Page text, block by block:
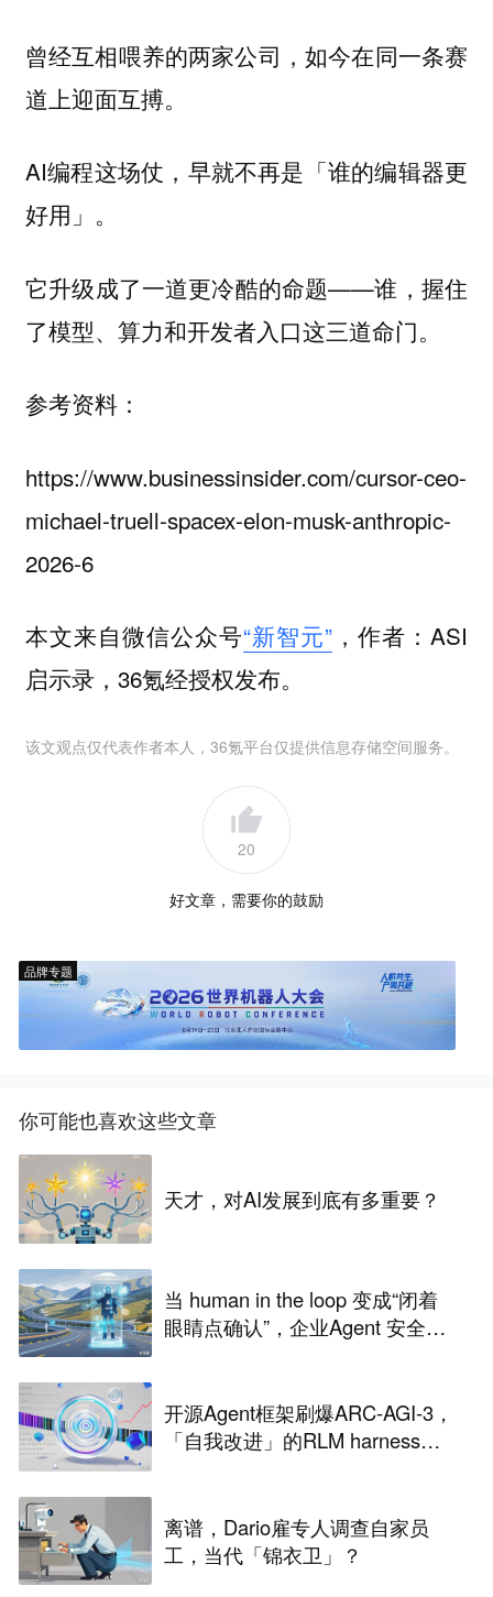
曾经互相喂养的两家公司，如今在同一条赛
道上迎面互搏。
AI编程这场仗，早就不再是「谁的编辑器更
好用」。
它升级成了一道更冷酷的命题——谁，握住
了模型、算力和开发者入口这三道命门。
参考资料：
https://www.businessinsider.com/cursor-ceo-
michael-truell-spacex-elon-musk-anthropic-
2026-6
本文来自微信公众号“新智元” ，作者：ASI
启示录，36氪经授权发布。
该文观点仅代表作者本人，36氪平台仅提供信息存储空间服务。
20
好文章，需要你的鼓励
品牌专题
你可能也喜欢这些文章
天才，对AI发展到底有多重要？
当 human in the loop 变成“闭着
眼睛点确认”，企业Agent 安全还
开源Agent框架刷爆ARC-AGI-3，
「自我改进」的RLM harness引
离谱，Dario雇专人调查自家员
工，当代「锦衣卫」？